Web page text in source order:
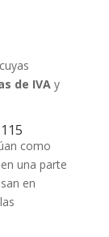
de IVAy
como
una parte
en